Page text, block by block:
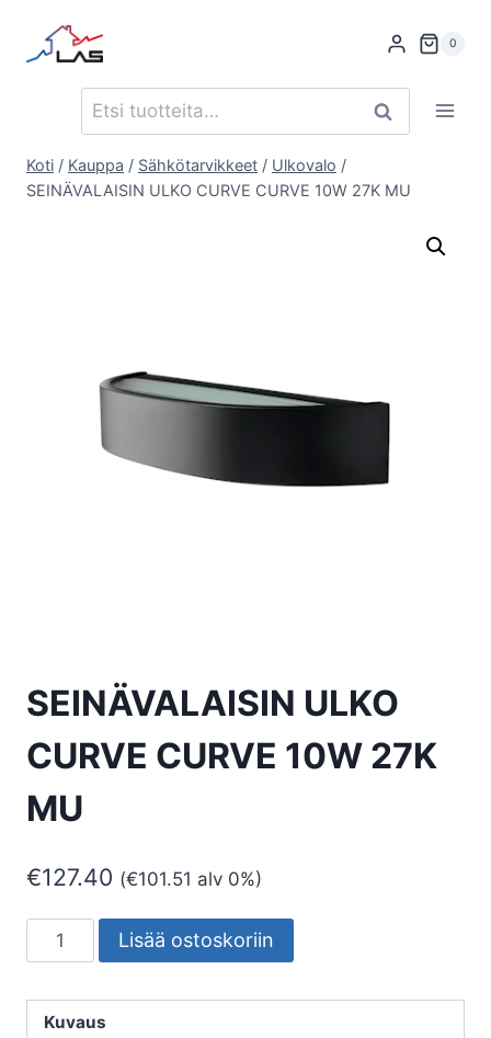
sisältöön
0
Etsi: Haku
Koti / Kauppa / Sähkötarvikkeet / Ulkovalo /
SEINÄVALAISIN ULKO CURVE CURVE 10W 27K MU
SEINÄVALAISIN ULKO
CURVE CURVE 10W 27K
MU
€127.40 (€101.51 alv 0%)
SEINÄVALAISIN
ULKO
CURVE
Lisää ostoskoriin
Kuvaus